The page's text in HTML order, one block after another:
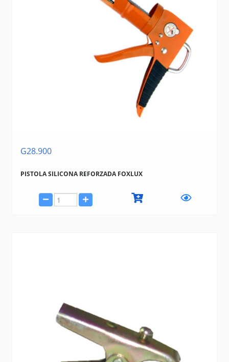
G28.900
PISTOLA SILICONA REFORZADA FOXLUX